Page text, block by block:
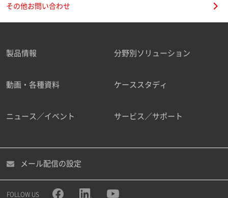
ご勤務先
職種
所属部署
その他お問い合わせ
製品情報 分野別ソリューション
動画・各種資料 ケーススタディ
ニュース／イベント サービス／サポート
メール配信の設定
FOLLOW US